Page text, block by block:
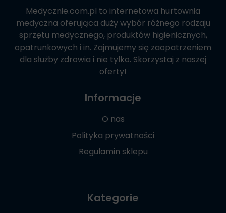
Medycznie.com.pl to internetowa hurtownia
medyczna oferująca duży wybór różnego rodzaju
sprzętu medycznego, produktów higienicznych,
opatrunkowych i in. Zajmujemy się zaopatrzeniem
dla służby zdrowia i nie tylko. Skorzystaj z naszej
oferty!
Informacje
O nas
Polityka prywatności
Regulamin sklepu
Kategorie